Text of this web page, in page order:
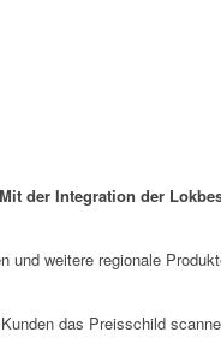
der Integration der
weitere regionale
das Preisschild